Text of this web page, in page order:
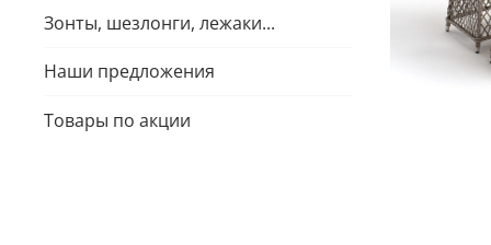
Зонты, шезлонги, лежаки...
Наши предложения
Товары по акции